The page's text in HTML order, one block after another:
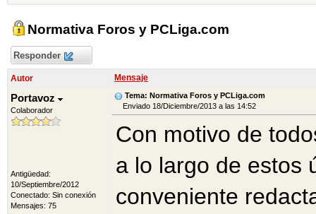
Normativa Foros y PCLiga.com
Responder
Autor Mensaje
Portavoz
Colaborador
Antigüedad:
10/Septiembre/2012
Conectado: Sin conexión
Mensajes: 75
Tema: Normativa Foros y PCLiga.com
Enviado 18/Diciembre/2013 a las 14:52
Con motivo de
a lo largo de estos
conveniente